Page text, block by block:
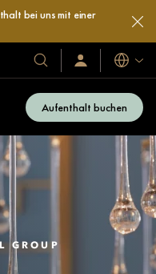
bei uns mit einer
Unsere
Hotels
und
Resorts
Anmelden/Jetzt
beitreten
Sprachen
Aufenthalt buchen
GROUP